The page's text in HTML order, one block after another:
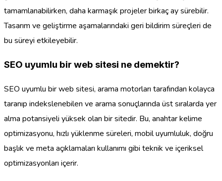
tamamlanabilirken, daha karmaşık projeler birkaç ay sürebilir.
Tasarım ve geliştirme aşamalarındaki geri bildirim süreçleri de
bu süreyi etkileyebilir.
SEO uyumlu bir web sitesi ne demektir?
SEO uyumlu bir web sitesi, arama motorları tarafından kolayca
taranıp indekslenebilen ve arama sonuçlarında üst sıralarda yer
alma potansiyeli yüksek olan bir sitedir. Bu, anahtar kelime
optimizasyonu, hızlı yüklenme süreleri, mobil uyumluluk, doğru
başlık ve meta açıklamaları kullanımı gibi teknik ve içeriksel
optimizasyonları içerir.